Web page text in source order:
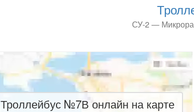
СУ-2 —
Троллейбус №7В онлайн на карте